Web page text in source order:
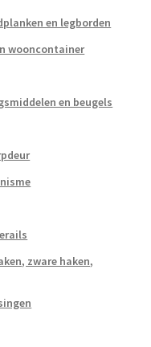
en legborden
wooncontainer
en beugels
zware haken,